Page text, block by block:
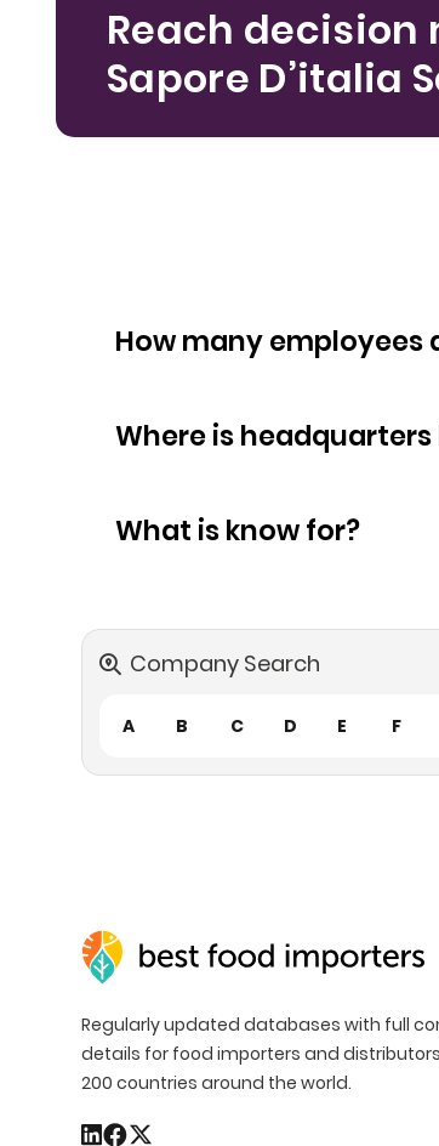
Reach decision
Sapore D’italia
Where is
What is know for?
Company Search
A B C D E F
Regularly updated databases with full
details for food importers and
200 countries around the world.